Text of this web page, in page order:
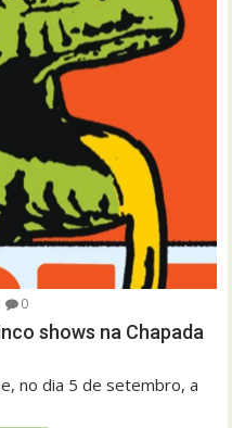
0
shows na Chapada
no dia 5 de setembro, a